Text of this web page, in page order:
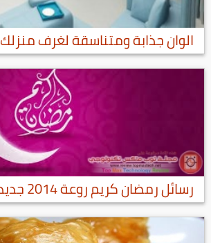
الوان جذابة ومتناسقة لغرف منزلك
رسائل رمضان كريم روعة 2014 جديدة